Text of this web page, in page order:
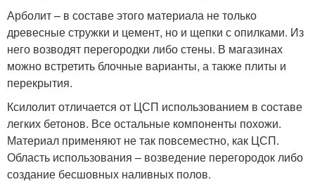
Арболит – в составе этого материала не только
древесные стружки и цемент, но и щепки с опилками. Из
него возводят перегородки либо стены. В магазинах
можно встретить блочные варианты, а также плиты и
перекрытия.
Ксилолит отличается от ЦСП использованием в составе
легких бетонов. Все остальные компоненты похожи.
Материал применяют не так повсеместно, как ЦСП.
Область использования – возведение перегородок либо
создание бесшовных наливных полов.